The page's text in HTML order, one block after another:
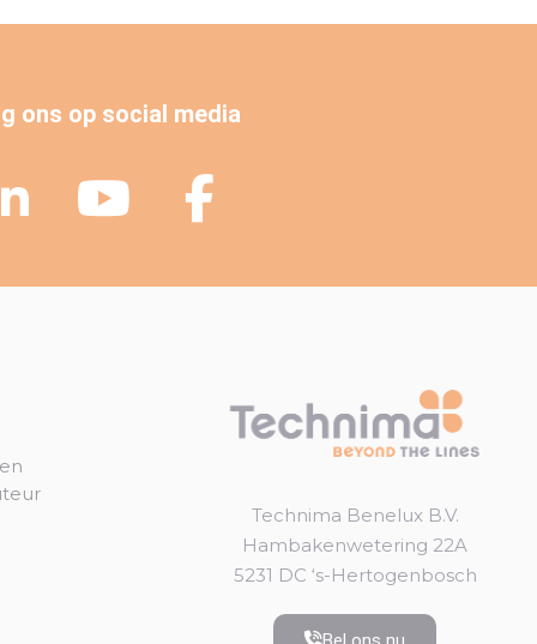
ons op social media
Technima Benelux B.V.
Hambakenwetering 22A
5231 DC ‘s-Hertogenbosch